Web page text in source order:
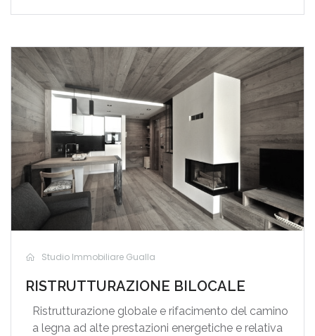
Studio Immobiliare Gualla
RISTRUTTURAZIONE BILOCALE
Ristrutturazione globale e rifacimento del camino
a legna ad alte prestazioni energetiche e relativa